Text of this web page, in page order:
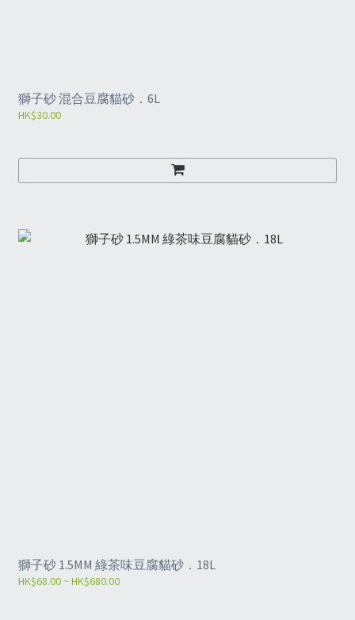
獅子砂 混合豆腐貓砂．6L
HK$30.00
獅子砂 1.5MM 綠茶味豆腐貓砂．18L
HK$68.00 ~ HK$680.00